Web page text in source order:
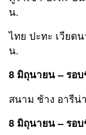
น.
ไทย ปะทะ เวียด
น.
8 มิถุนายน – รอ
สนาม ช้าง อารีน่
8 มิถุนายน – รอ